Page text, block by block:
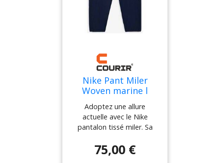
Nike Pant Miler
Woven marine l
Adoptez une allure
actuelle avec le Nike
pantalon tissé miler. Sa
bleu marine composent
une silhouette épurée,
75,00 €